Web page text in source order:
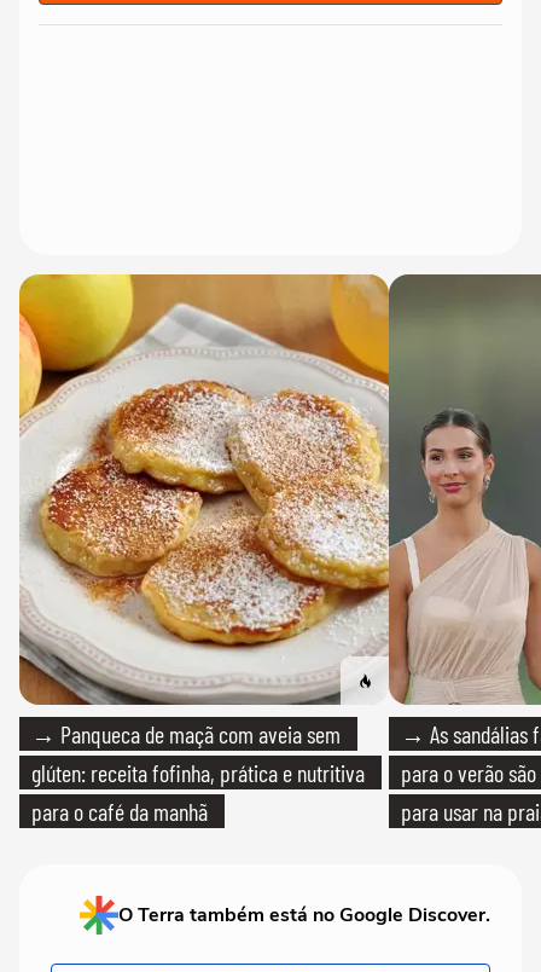
→ Panqueca de maçã com aveia sem
glúten: receita fofinha, prática e nutritiva
para o café da manhã
→ As sandálias
para o verão
para usar na
O Terra também está no Google Discover.